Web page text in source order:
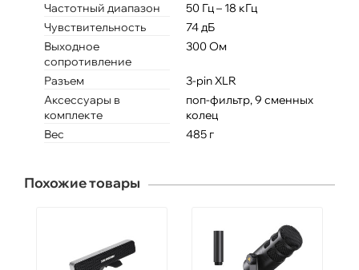
Частотный диапазон
50 Гц – 18 кГц
Чувствительность
74 дБ
Выходное
сопротивление
300 Ом
Разъем
3-pin XLR
Аксессуары в
комплекте
поп-фильтр, 9 сменных
колец
Вес
485 г
Похожие товары